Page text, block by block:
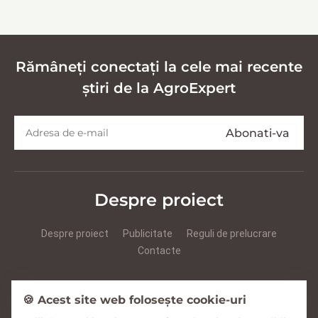
Rămâneți conectați la cele mai recente
știri de la AgroExpert
Despre proiect
Despre proiect Publicitate
Reguli de prelucrare
Contacte
🍪 Acest site web folosește cookie-uri